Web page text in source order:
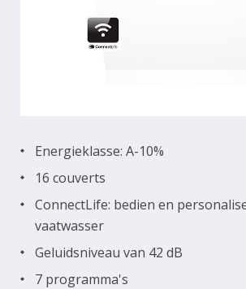
Energieklasse: A-10%
16 couverts
ConnectLife: bedien en
vaatwasser
Geluidsniveau van 42 dB
7 programma's